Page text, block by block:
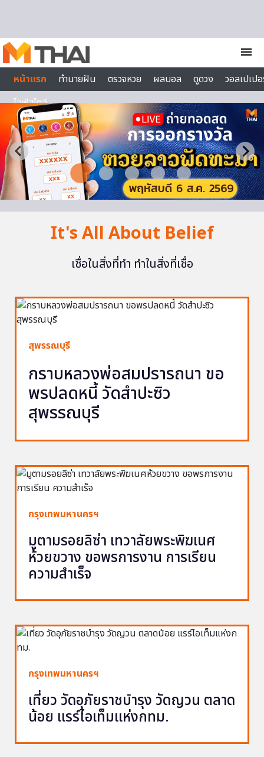
menu
หน้าแรก
ทำนายฝัน ตรวจหวย ผลบอล ดูดวง
วอลเปเป
ไลฟ์สไตล์
It's All About Belief
เชื่อในสิ่งที่ทำ ทำในสิ่งที่เชื่อ
สุพรรณบุรี
กราบหลวงพ่อสมปรารถนา ขอ
พรปลดหนี้ วัดสำปะซิว
สุพรรณบุรี
กรุงเทพมหานครฯ
มูตามรอยลิซ่า เทวาลัยพระพิฆเนศ
ห้วยขวาง ขอพรการงาน การเรียน
ความสำเร็จ
กรุงเทพมหานครฯ
เที่ยว วัดอุภัยราชบำรุง วัดญวน ตลาด
น้อย แรร์ไอเท็มแห่งกทม.